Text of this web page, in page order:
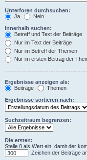
Unterforen durchsuchen:
Ja
Nein
Innerhalb suchen:
Betreff und Text der Beiträge
Nur im Text der Beiträge
Nur im Betreff der Themen
Nur im ersten Beitrag der
Ergebnisse anzeigen als:
Beiträge
Themen
Ergebnisse sortieren nach:
Suchzeitraum begrenzen:
Die ersten:
Stelle 0 als Wert ein, damit der
Zeichen der Beiträge